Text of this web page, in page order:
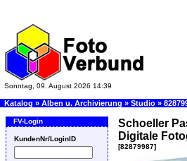
Sonntag, 09. August 2026 14:39
Katalog » Alben u. Archivierung » Studio »
FV-Login
KundenNr/LoginID
Schoeller
Digitale
[82879987]